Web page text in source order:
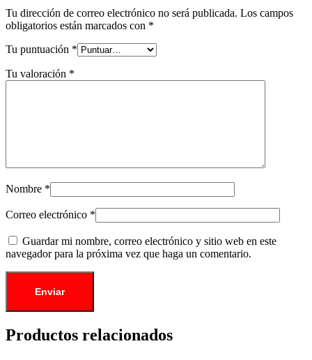
Tu dirección de correo electrónico no será publicada. Los campos
obligatorios están marcados con *
Tu puntuación *
Tu valoración *
Nombre *
Correo electrónico *
Guardar mi nombre, correo electrónico y sitio web en este
navegador para la próxima vez que haga un comentario.
Productos relacionados